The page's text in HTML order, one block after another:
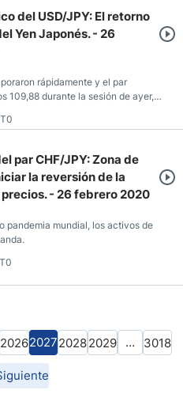
del USD/JPY: El retorno
Yen Japonés. - 26
rápidamente y el par
109,88 durante la sesión de ayer,
de redactar el análisis.
par CHF/JPY: Zona de
la reversión de la
- 26 febrero 2020
pandemia mundial, los activos de
2026202720282029 … 3018